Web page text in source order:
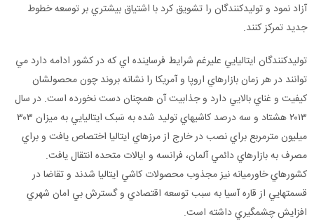
آزاد نمود و توليدکنندگان را تشويق کرد با اشتياق بيشتري بر توسعه خطوط
جديد تمرکز کنند.
توليدکنندگان ايتاليايي عليرغم شرايط فرساينده اي که در کشور ادامه دارد مي
توانند در هر زمان بازارهاي اروپا و آمريکا را نشانه بروند چون محصولشان
کيفيت و غناي بالايي دارد و جذابيت آن همچنان دست نخورده است. در سال
۲۰۱۳ هشتاد و سه درصد کاشيهاي توليد شده به سَبک ايتاليايي به ميزان ۳۰۳
ميليون مترمربع براي نصب در خارج از مرزهاي ايتاليا اختصاص يافت و براي
مصرف به بازارهاي دائمي آلمان، فرانسه و ايالات متحده انتقال يافت.
کشورهاي خاورميانه نيز مجذوب محصولات کاشي ايتاليا شدند و تقاضا در
قسمتهايي از قاره آسيا به سبب توسعه اقتصادي و گسترش بي امان شهري
افزايش چشمگيري داشته است.